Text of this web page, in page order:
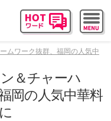
ムワーク抜群、福岡の人気中
＆チャーハ
岡の人気中華料